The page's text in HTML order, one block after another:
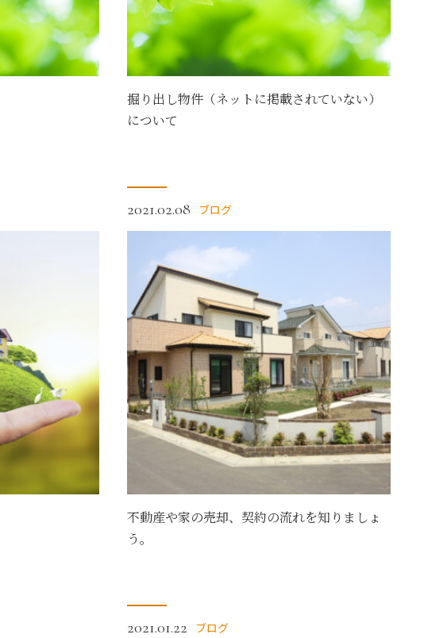
掘り出し物件（ネットに掲載されていない）
について
2021.02.08 ブログ
不動産や家の売却、契約の流れを知りましょ
う。
2021.01.22 ブログ